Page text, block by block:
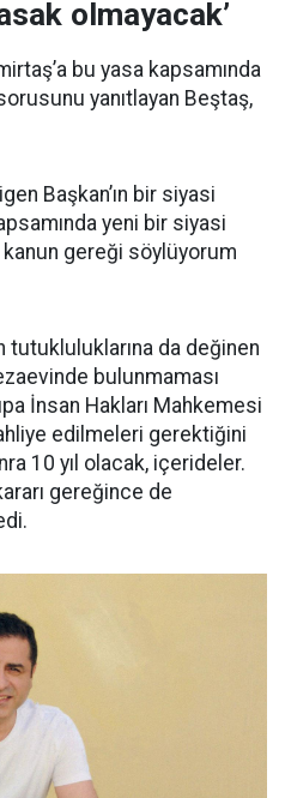
olmayacak’
bu yasa kapsamında
yanıtlayan Beştaş,
Başkan’ın bir siyasi
yeni bir siyasi
gereği söylüyorum
tutukluluklarına da değinen
bulunmaması
İnsan Hakları Mahkemesi
edilmeleri gerektiğini
10 yıl olacak, içerideler.
gereğince de